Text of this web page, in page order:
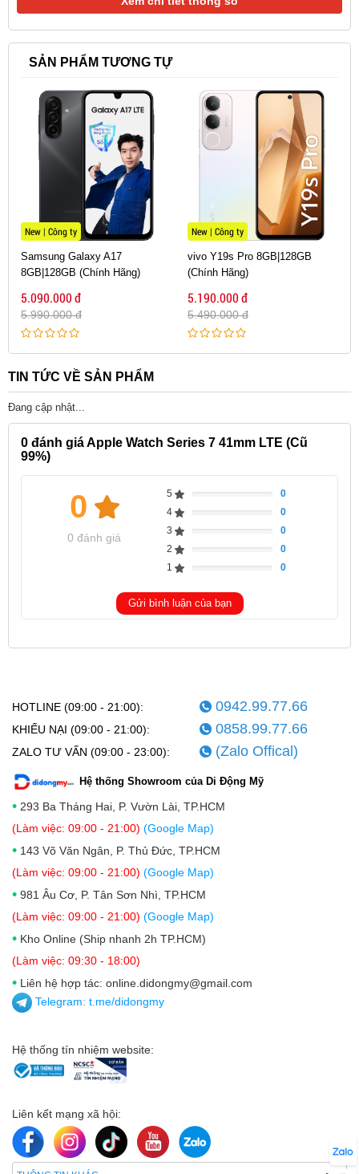
SẢN PHẨM TƯƠNG TỰ
New | Công ty
Samsung Galaxy A17
8GB|128GB (Chính Hãng)
5.090.000 đ
5.990.000 đ
New | Công ty
vivo Y19s Pro 8GB|128GB
(Chính Hãng)
5.190.000 đ
5.490.000 đ
TIN TỨC VỀ SẢN PHẨM
Đang cập nhật...
0 đánh giá Apple Watch Series 7 41mm LTE (Cũ
99%)
0
0 đánh giá
5
0
4
0
3
0
2
0
1
0
Gửi bình luận của bạn
HOTLINE (09:00 - 21:00): 0942.99.77.66
KHIẾU NẠI (09:00 - 21:00): 0858.99.77.66
ZALO TƯ VẤN (09:00 - 23:00): (Zalo Offical)
Hệ thống Showroom của Di Động Mỹ
• 293 Ba Tháng Hai, P. Vườn Lài, TP.HCM
(Làm việc: 09:00 - 21:00) (Google Map)
• 143 Võ Văn Ngân, P. Thủ Đức, TP.HCM
(Làm việc: 09:00 - 21:00) (Google Map)
• 981 Âu Cơ, P. Tân Sơn Nhì, TP.HCM
(Làm việc: 09:00 - 21:00) (Google Map)
• Kho Online (Ship nhanh 2h TP.HCM)
(Làm việc: 09:30 - 18:00)
• Liên hệ hợp tác: online.didongmy@gmail.com
Telegram: t.me/didongmy
Hệ thống tín nhiệm website:
Liên kết mạng xã hội: